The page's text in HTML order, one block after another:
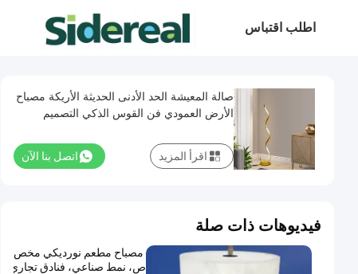
اطلب اقتباس
صالة المعيشة الحد الأدنى الحديثة الأريكة مصباح
الأرض العمودي فن القوس الذكي التصميم
LED
اتصل بنا الآن اقرأ المزيد
فيديوهات ذات صلة
مصباح مطعم نورديكي مخص
ص، نمط صناعي، فنادق تجاري